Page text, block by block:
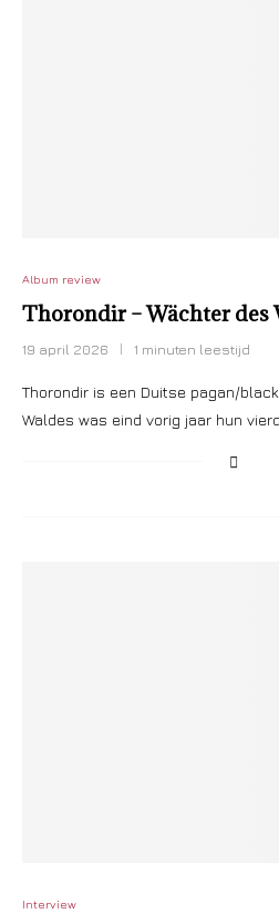
Album review
Thorondir – Wächter des
19 april 2026 1 minuten leestijd
Thorondir is een Duitse pagan/
Waldes was eind vorig jaar hun
Interview